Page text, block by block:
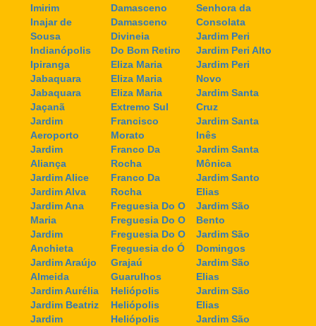
Imirim
Inajar de
Sousa
Indianópolis
Ipiranga
Jabaquara
Jabaquara
Jaçanã
Jardim
Aeroporto
Jardim
Aliança
Jardim Alice
Jardim Alva
Jardim Ana
Maria
Jardim
Anchieta
Jardim Araújo
Almeida
Jardim Aurélia
Jardim Beatriz
Jardim
Damasceno
Damasceno
Divineia
Do Bom Retiro
Eliza Maria
Eliza Maria
Eliza Maria
Extremo Sul
Francisco
Morato
Franco Da
Rocha
Franco Da
Rocha
Freguesia Do O
Freguesia Do O
Freguesia Do O
Freguesia do Ó
Grajaú
Guarulhos
Heliópolis
Heliópolis
Heliópolis
Senhora da
Consolata
Jardim Peri
Jardim Peri Alto
Jardim Peri
Novo
Jardim Santa
Cruz
Jardim Santa
Inês
Jardim Santa
Mônica
Jardim Santo
Elias
Jardim São
Bento
Jardim São
Domingos
Jardim São
Elias
Jardim São
Elias
Jardim São